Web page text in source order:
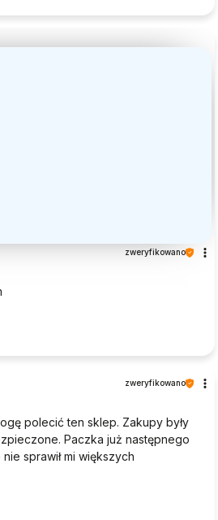
zweryfikowano
zweryfikowano
polecić ten sklep. Zakupy były
Paczka już następnego
sprawił mi większych